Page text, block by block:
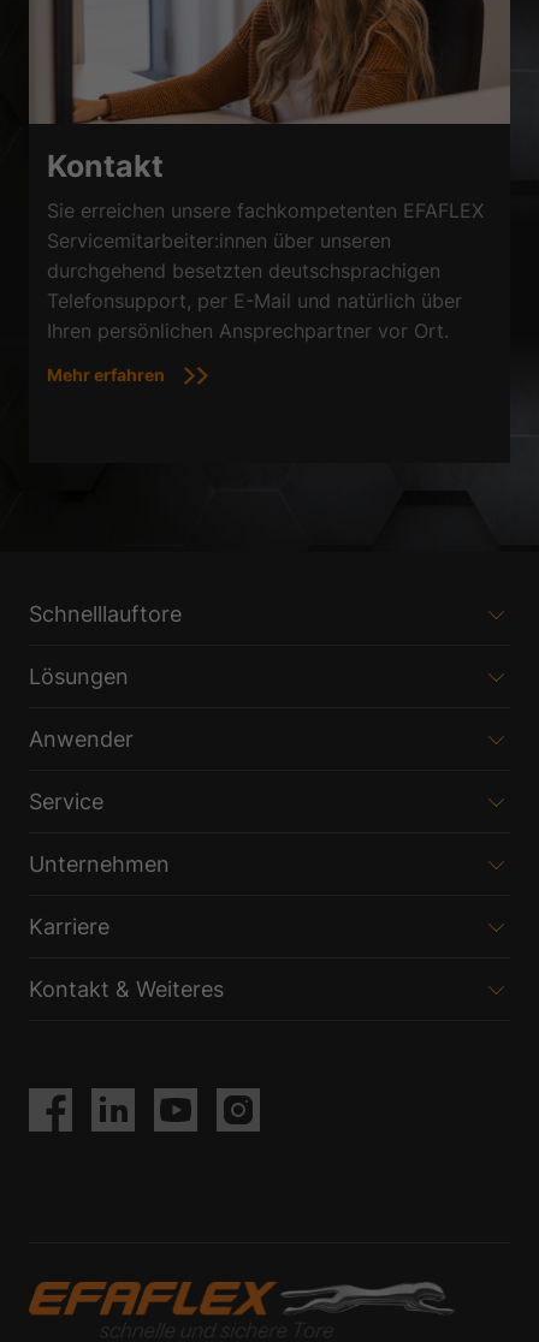
Kontakt
Sie erreichen unsere fachkompetenten EFAFLEX
Servicemitarbeiter:innen über unseren
durchgehend besetzten deutschsprachigen
Telefonsupport, per E-Mail und natürlich über
Ihren persönlichen Ansprechpartner vor Ort.
Mehr erfahren
Schnelllauftore
Lösungen
Anwender
Service
Unternehmen
Karriere
Kontakt & Weiteres